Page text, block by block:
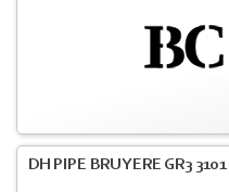
DH PIPE BRUYERE GR3 3101